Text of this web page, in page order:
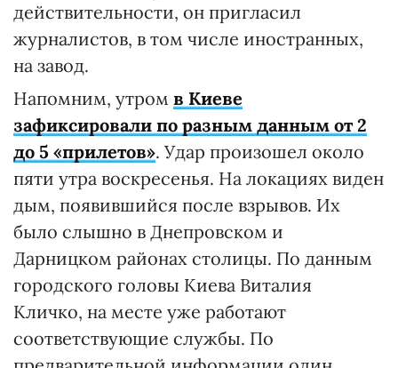
действительности, он пригласил
журналистов, в том числе иностранных,
на завод.
Напомним, утром в Киеве
зафиксировали по разным данным от 2
до 5 «прилетов». Удар произошел около
пяти утра воскресенья. На локациях виден
дым, появившийся после взрывов. Их
было слышно в Днепровском и
Дарницком районах столицы. По данным
городского головы Киева Виталия
Кличко, на месте уже работают
соответствующие службы. По